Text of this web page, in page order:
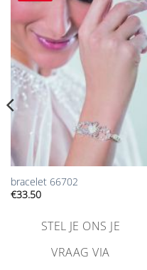
Aan
verlanglijst
toevoegen
bracelet 66702
€33.50
STEL JE ONS JE
VRAAG VIA